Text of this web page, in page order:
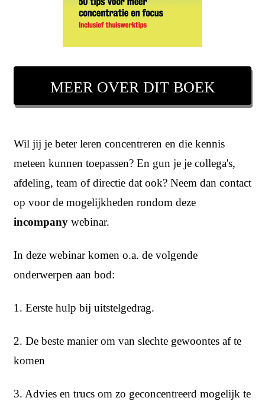
MEER OVER DIT BOEK
Wil jij je beter leren concentreren en die kennis
meteen kunnen toepassen? En gun je je collega's,
afdeling, team of directie dat ook? Neem dan contact
op voor de mogelijkheden rondom deze
incompany webinar.
In deze webinar komen o.a. de volgende
onderwerpen aan bod:
1. Eerste hulp bij uitstelgedrag.
2. De beste manier om van slechte gewoontes af te
komen
3. Advies en trucs om zo geconcentreerd mogelijk te